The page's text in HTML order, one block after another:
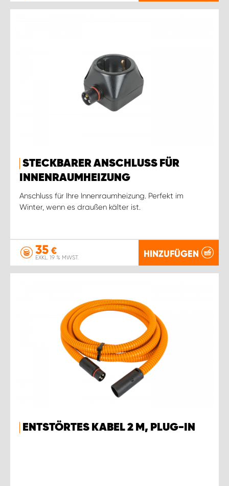
STECKBARER ANSCHLUSS FÜR
INNENRAUMHEIZUNG
Anschluss für Ihre Innenraumheizung. Perfekt im
Winter, wenn es draußen kälter ist.
35 €
EXKL. 19 % MWST. HINZUFÜGEN
ENTSTÖRTES KABEL 2 M, PLUG-IN